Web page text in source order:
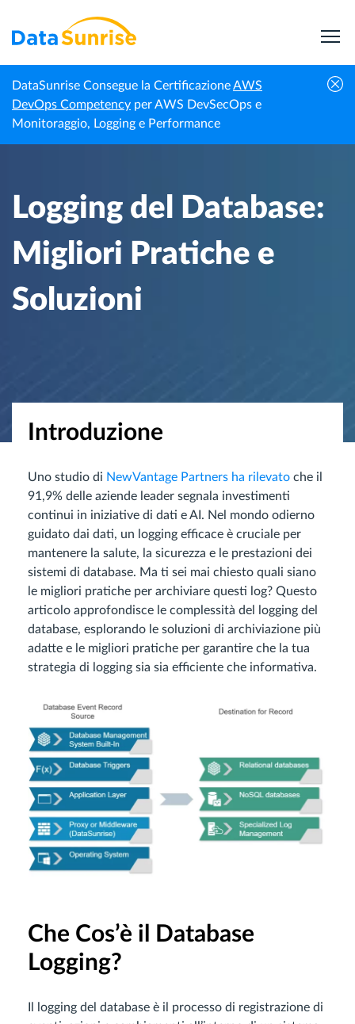
DataSunrise Consegue la CertificazioneAWS
DevOps Competency per AWS DevSecOps e
Monitoraggio, Logging e Performance
Homepage
Centro di
Conoscenza
Logging del Database: Migliori Pratiche e
Soluzioni
Logging del Database:
Migliori Pratiche e
Soluzioni
Introduzione
Uno studio di NewVantage Partners ha rilevato che il
91,9% delle aziende leader segnala investimenti
continui in iniziative di dati e AI. Nel mondo odierno
guidato dai dati, un logging efficace è cruciale per
mantenere la salute, la sicurezza e le prestazioni dei
sistemi di database. Ma ti sei mai chiesto quali siano
le migliori pratiche per archiviare questi log? Questo
articolo approfondisce le complessità del logging del
database, esplorando le soluzioni di archiviazione più
adatte e le migliori pratiche per garantire che la tua
strategia di logging sia sia efficiente che informativa.
Che Cos’è il Database
Logging?
Il logging del database è il processo di registrazione di